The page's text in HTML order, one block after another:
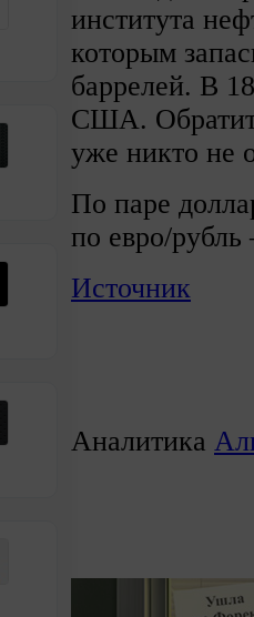
института
которым
баррелей. В
США.
уже никто не
По паре
по евро/
Источник
Аналитика